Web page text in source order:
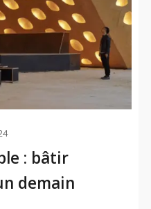
: bâtir
demain